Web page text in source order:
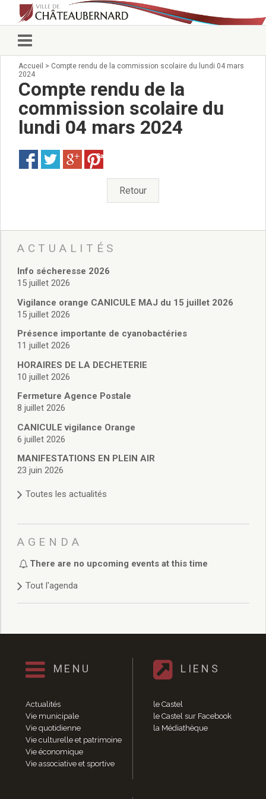
Vie municipale
Conseillers municipaux
Commissions 2026
Prendre rendez-vous
Services municipaux
Organigramme
Pour venir nous voir
État civil/élections/formalités
Affaires Scolaires
Vie associative
Police Municipale/règlementation
Services en ligne
Inscriptions sur les listes électorales
Plan Local d’Urbanisme intercommunal
Actes d’état civil
Budgets
Budget de Fonctionnement
Budget d’Investissement
Conseils municipaux
Règlement du conseil municipal
Déliberations 2026
Délibérations 2024
Délibérations 2022
Délibérations 2021
Délibérations 2019
Délibérations 2018
Délibérations 2012
Délibérations 2009
Délibérations 2008
Agenda réunions publiques
Marchés publics
Toutes les actualités
Accueil > Compte rendu de la commission scolaire du lundi 04 mars
2024
Compte rendu de la
commission scolaire du
lundi 04 mars 2024
Save
Retour
ACTUALITÉS
Info sécheresse 2026
15 juillet 2026
Vigilance orange CANICULE MAJ du 15 juillet 2026
15 juillet 2026
Présence importante de cyanobactéries
11 juillet 2026
HORAIRES DE LA DECHETERIE
10 juillet 2026
Fermeture Agence Postale
8 juillet 2026
CANICULE vigilance Orange
6 juillet 2026
MANIFESTATIONS EN PLEIN AIR
23 juin 2026
Toutes les actualités
AGENDA
There are no upcoming events at this time
Tout l'agenda
MENU
Actualités
Vie municipale
Vie quotidienne
Vie culturelle et patrimoine
Vie économique
Vie associative et sportive
LIENS
le Castel
le Castel sur Facebook
la Médiathèque